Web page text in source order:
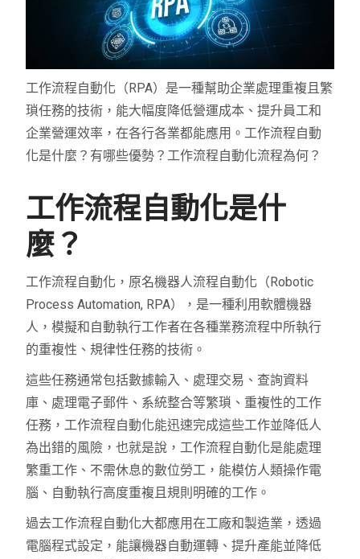
工作流程自動化（RPA）是一種幫助企業處理重複且繁
瑣任務的技術，能大幅度降低營運成本、提升員工和
企業營運效率，在各行各業都能應用。工作流程自動
化是什麼？有哪些優勢？工作流程自動化流程為何？
工作流程自動化是什
麼？
工作流程自動化，原名機器人流程自動化（Robotic
Process Automation, RPA），是一種利用軟體機器
人，模擬和自動執行工作者在各種業務流程中所執行
的重複性、規律性任務的技術。
這些任務通常包括數據輸入、處理交易、查詢資料
庫、處理電子郵件、系統整合等繁瑣、重複性的工作
任務，工作流程自動化能迅速完成這些工作並降低人
為出錯的風險，也就是說，工作流程自動化是能處理
繁重工作、不需休息的數位勞工，能模仿人類操作電
腦、自動執行高度重複且規則明確的工作。
過去工作流程自動化大都應用在工廠和製造業，透過
電腦程式設定，能讓機器自動運轉、提升產能並降低